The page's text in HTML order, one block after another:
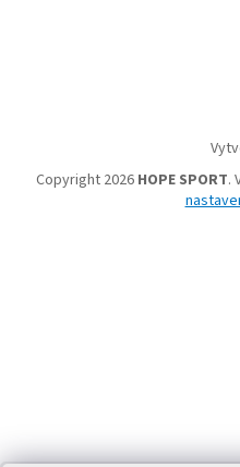
Copyright 2026 HOPE SPORT.